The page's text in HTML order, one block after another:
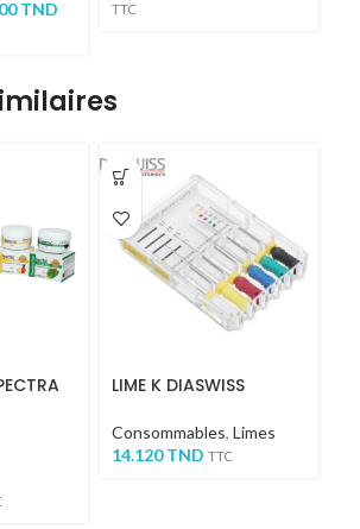
TND TTC
LIME K DIASWISS
Consommables, Limes
14.120TND TTC